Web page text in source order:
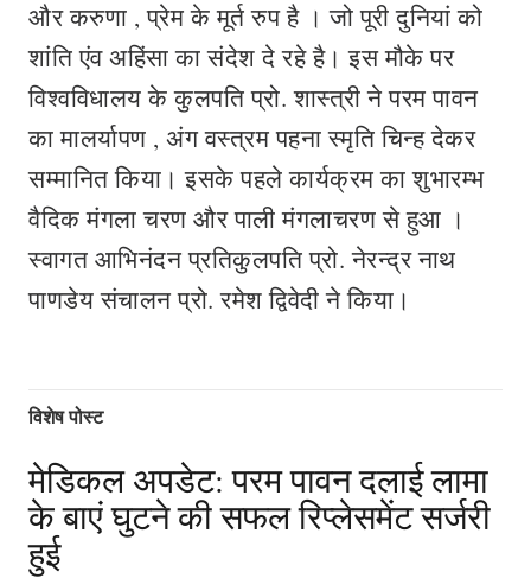
और करुणा , प्रेम के मूर्त रुप है । जो पूरी दुनियां को
शांति एंव अहिंसा का संदेश दे रहे है। इस मौके पर
विश्वविधालय के कुलपति प्रो. शास्त्री ने परम पावन
का मालर्यापण , अंग वस्त्रम पहना स्मृति चिन्ह देकर
सम्मानित किया। इसके पहले कार्यक्रम का शुभारम्भ
वैदिक मंगला चरण और पाली मंगलाचरण से हुआ ।
स्वागत आभिनंदन प्रतिकुलपति प्रो. नेरन्द्र नाथ
पाणडेय संचालन प्रो. रमेश द्विवेदी ने किया।
विशेष पोस्ट
मेडिकल अपडेट: परम पावन दलाई लामा
के बाएं घुटने की सफल रिप्लेसमेंट सर्जरी
हुई